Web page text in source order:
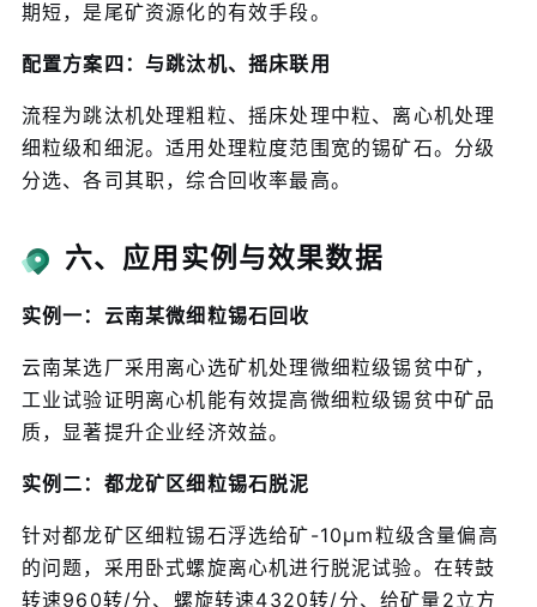
期短，是尾矿资源化的有效手段。
配置方案四：与跳汰机、摇床联用
流程为跳汰机处理粗粒、摇床处理中粒、离心机处理
细粒级和细泥。适用处理粒度范围宽的锡矿石。分级
分选、各司其职，综合回收率最高。
六、应用实例与效果数据
实例一：云南某微细粒锡石回收
云南某选厂采用离心选矿机处理微细粒级锡贫中矿，
工业试验证明离心机能有效提高微细粒级锡贫中矿品
质，显著提升企业经济效益。
实例二：都龙矿区细粒锡石脱泥
针对都龙矿区细粒锡石浮选给矿-10μm粒级含量偏高
的问题，采用卧式螺旋离心机进行脱泥试验。在转鼓
转速960转/分、螺旋转速4320转/分、给矿量2立方